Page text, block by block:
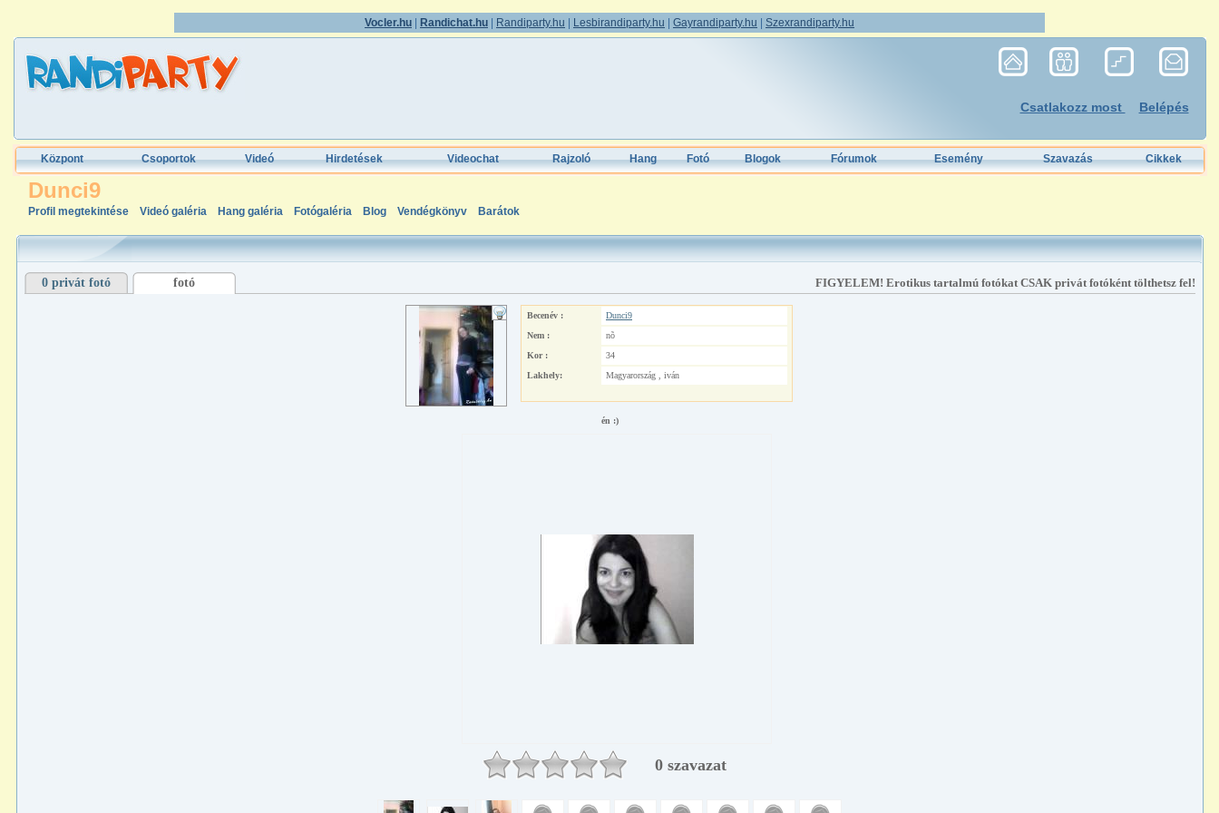
Vocler.hu Randichat.hu Randiparty.hu Lesbirandiparty.hu Gayrandiparty.hu Szexrandiparty.hu
Csatlakozz most Belépés
Központ Csoportok Videó Hirdetések Videochat Rajzoló Hang Fotó Blogok Fórumok Esemény Szavazás Cikkek
Dunci9
Profil megtekintése Videó galéria Hang galéria Fotógaléria Blog Vendégkönyv Barátok
0 privát fotó fotó FIGYELEM! Erotikus tartalmú fotókat CSAK privát fotóként tölthetsz fel!
Becenév :
Dunci9
Nem :
nõ
Kor :
34
Lakhely:
Magyarország , iván
én :)
0 szavazat